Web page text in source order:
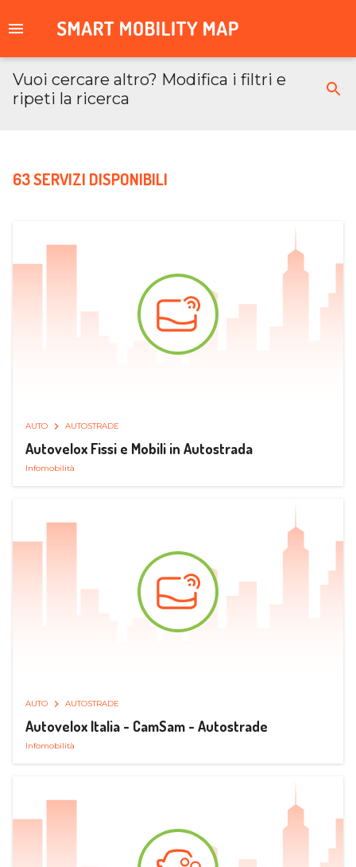
Vuoi cercare altro? Modifica i filtri e
ripeti la ricerca
63 SERVIZI DISPONIBILI
AUTO AUTOSTRADE
Autovelox Fissi e Mobili in Autostrada
Infomobilità
AUTO AUTOSTRADE
Autovelox Italia - CamSam - Autostrade
Infomobilità